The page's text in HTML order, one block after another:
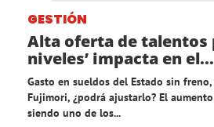
GESTIÓN
Alta oferta de talentos
niveles’ impacta en el...
Gasto en sueldos del Estado sin
Fujimori, ¿podrá ajustarlo? El
siendo uno de los...